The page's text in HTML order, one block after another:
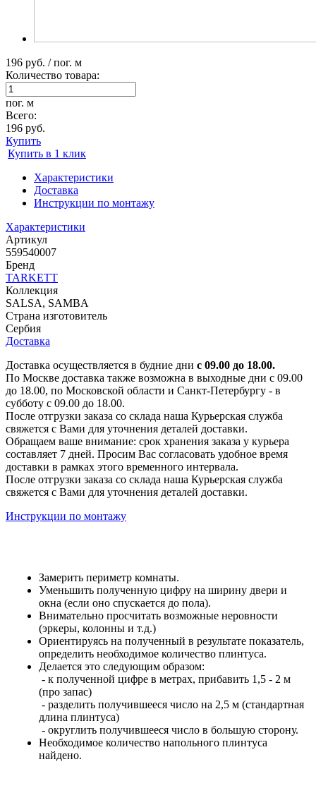
196 руб. / пог. м
Количество товара:
пог. м
Всего:
196 руб.
Купить
Купить в 1 клик
Характеристики
Доставка
Инструкции по монтажу
Характеристики
Артикул
559540007
Бренд
TARKETT
Коллекция
SALSA, SAMBA
Страна изготовитель
Сербия
Доставка
Доставка осуществляется в будние дни с 09.00 до 18.00.
По Москве доставка также возможна в выходные дни с 09.00
до 18.00, по Московской области и Санкт-Петербургу - в
субботу с 09.00 до 18.00.
После отгрузки заказа со склада наша Курьерская служба
свяжется с Вами для уточнения деталей доставки.
Обращаем ваше внимание: срок хранения заказа у курьера
составляет 7 дней. Просим Вас согласовать удобное время
доставки в рамках этого временного интервала.
После отгрузки заказа со склада наша Курьерская служба
свяжется с Вами для уточнения деталей доставки.
Инструкции по монтажу
Замерить периметр комнаты.
Уменьшить полученную цифру на ширину двери и
окна (если оно спускается до пола).
Внимательно просчитать возможные неровности
(эркеры, колонны и т.д.)
Ориентируясь на полученный в результате показатель,
определить необходимое количество плинтуса.
Делается это следующим образом:
- к полученной цифре в метрах, прибавить 1,5 - 2 м
(про запас)
- разделить получившееся число на 2,5 м (стандартная
длина плинтуса)
- округлить получившееся число в большую сторону.
Необходимое количество напольного плинтуса
найдено.